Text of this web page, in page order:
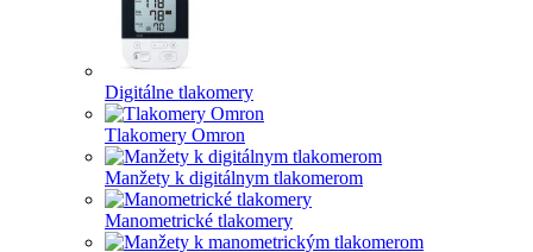
Digitálne tlakomery
Tlakomery Omron
Manžety k digitálnym tlakomerom
Manometrické tlakomery